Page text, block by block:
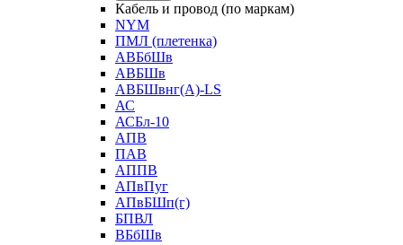
Кабель и провод (по маркам)
NYM
ПМЛ (плетенка)
АВБбШв
АВБШв
АВБШвнг(А)-LS
АС
АСБл-10
АПВ
ПАВ
АППВ
АПвПуг
АПвБШп(г)
БПВЛ
ВБбШв